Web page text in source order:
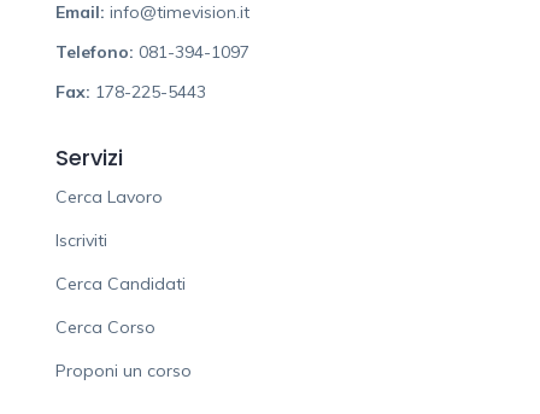
Email: info@timevision.it
Telefono: 081-394-1097
Fax: 178-225-5443
Servizi
Cerca Lavoro
Iscriviti
Cerca Candidati
Cerca Corso
Proponi un corso